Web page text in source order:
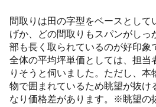
間取りは田の字型をベースとして
げか、どの間取りもスパンがしっ
部も長く取られているのが好印象
全体の平均坪単価としては、担当
りそうと伺いました。ただし、本
物で囲まれているため眺望が抜け
なり価格差があります。※眺望の